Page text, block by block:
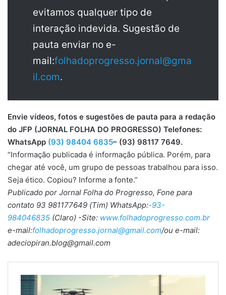
evitamos qualquer tipo de
interação indevida. Sugestão de
pauta enviar no e-
mail:folhadoprogresso.jornal@gma
il.com.
Envie vídeos, fotos e sugestões de pauta para a redação
do JFP (JORNAL FOLHA DO PROGRESSO) Telefones:
WhatsApp (93) 98404 6835– (93) 98117 7649.
“Informação publicada é informação pública. Porém, para
chegar até você, um grupo de pessoas trabalhou para isso.
Seja ético. Copiou? Informe a fonte.”
Publicado por Jornal Folha do Progresso, Fone para
contato 93 981177649 (Tim) WhatsApp:-93-
984046835 (Claro) -Site: www.folhadoprogresso.com.br
e-mail:folhadoprogresso.jornal@gmail.com/ou e-mail:
adeciopiran.blog@gmail.com